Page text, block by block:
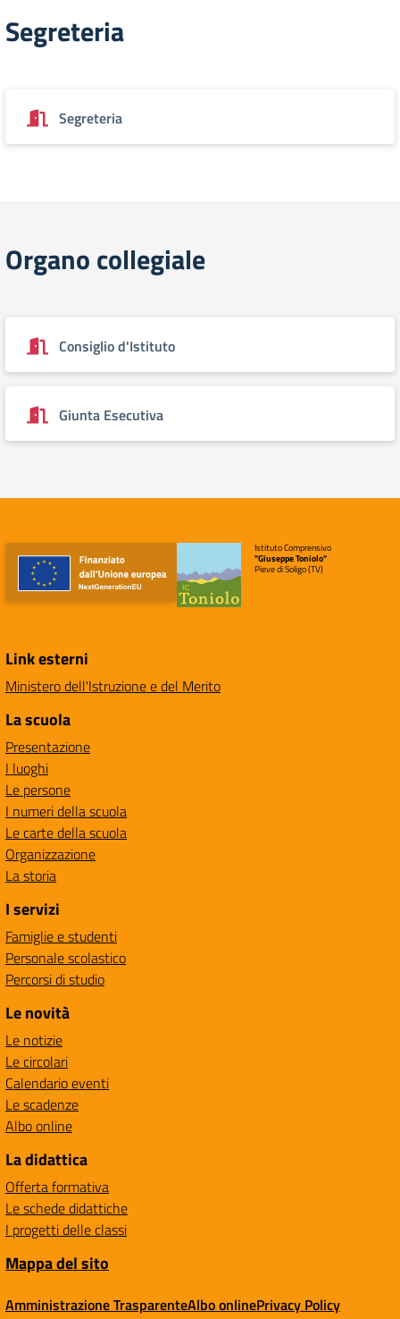
Segreteria
Segreteria
Organo collegiale
Consiglio d'Istituto
Giunta Esecutiva
Istituto Comprensivo
"Giuseppe Toniolo"
Pieve di Soligo (TV)
Link esterni
Ministero dell'Istruzione e del Merito
La scuola
Presentazione
I luoghi
Le persone
I numeri della scuola
Le carte della scuola
Organizzazione
La storia
I servizi
Famiglie e studenti
Personale scolastico
Percorsi di studio
Le novità
Le notizie
Le circolari
Calendario eventi
Le scadenze
Albo online
La didattica
Offerta formativa
Le schede didattiche
I progetti delle classi
Mappa del sito
Amministrazione TrasparenteAlbo onlinePrivacy Policy